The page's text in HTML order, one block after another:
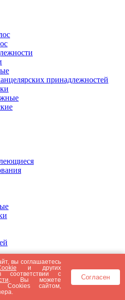
принадлежностей
рублей
рублей
рублей
рублей
вы соглашаетесь
и других
соответствии с
. Вы можете
Cookies сайтом,
Согласен